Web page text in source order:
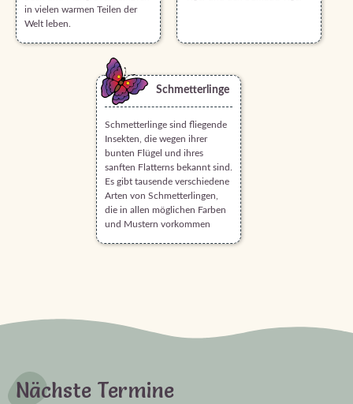
in vielen warmen Teilen der
Welt leben.
Schmetterlinge
Schmetterlinge sind fliegende
Insekten, die wegen ihrer
bunten Flügel und ihres
sanften Flatterns bekannt sind.
Es gibt tausende verschiedene
Arten von Schmetterlingen,
die in allen möglichen Farben
und Mustern vorkommen
Nächste Termine